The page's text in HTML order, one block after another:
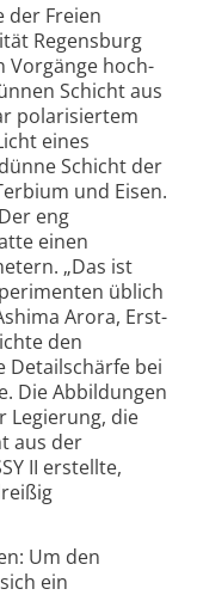
der Freien
Regensburg
Vorgänge hoch­
Schicht aus
polarisiertem
eines
Schicht der
und Eisen.
eng
einen
„Das ist
üblich
Arora, Erst­
den
Detail­schärfe bei
Die Abbildungen
Legierung, die
aus der
II erstellte,
Um den
ein